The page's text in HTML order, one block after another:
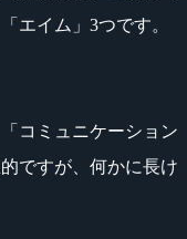
エイム」3つです。
コミュニケーション
ですが、何かに長け